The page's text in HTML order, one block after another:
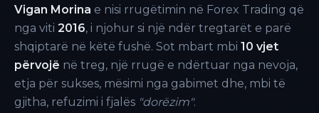
Vigan Morina e nisi rrugëtimin në Forex Trading që
nga viti 2016, i njohur si një ndër tregtarët e parë
shqiptarë në këtë fushë. Sot mbart mbi 10 vjet
përvojë në treg, një rrugë e ndërtuar nga nevoja,
etja për sukses, mësimi nga gabimet dhe, mbi të
gjitha, refuzimi i fjalës "dorëzim".